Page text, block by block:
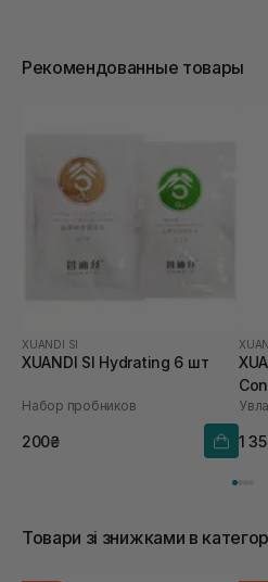
Рекомендованные товары
XUANDI SI
XUANDI SI Hydrating 6 шт
Набор пробников
200₴ 1
Товари зі знижками в